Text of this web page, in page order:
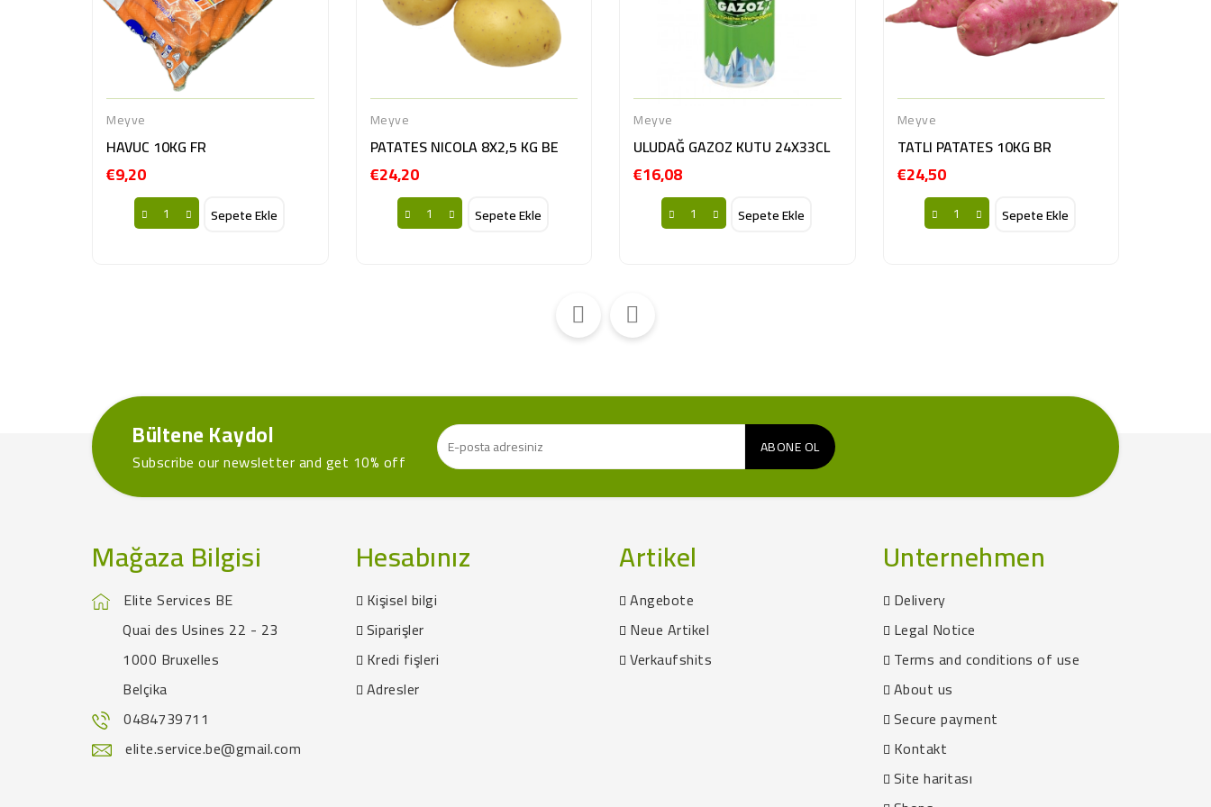
Meyve
HAVUC 10KG FR
€9,20Fiyat
Sepete Ekle
Meyve
PATATES NICOLA 8X2,5 KG BE
€24,20Fiyat
Sepete Ekle
Meyve
ULUDAĞ GAZOZ KUTU 24X33CL
€16,08Fiyat
Sepete Ekle
Meyve
TATLI PATATES 10KG BR
€24,50Fiyat
Sepete Ekle
Bültene Kaydol
Subscribe our newsletter and get 10% off
Mağaza Bilgisi
Elite Services BE
Quai des Usines 22 - 23
1000 Bruxelles
Belçika
0484739711
elite.service.be@gmail.com
Hesabınız
Kişisel bilgi
Siparişler
Kredi fişleri
Adresler
Artikel
Angebote
Neue Artikel
Verkaufshits
Unternehmen
Delivery
Legal Notice
Terms and conditions of use
About us
Secure payment
Kontakt
Site haritası